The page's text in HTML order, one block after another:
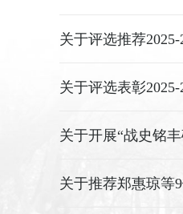
关于评选表彰
关于开展“战史铭
关于推荐郑惠琼等